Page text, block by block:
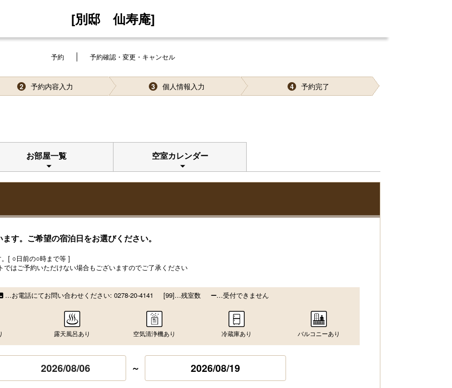
[別邸 仙寿庵]
予約 予約確認・変更・キャンセル
2 予約内容入力 3 個人情報入力 4 予約完了
お部屋一覧 空室カレンダー
す。ご希望の宿泊日をお選びください。
[ ○日前の○時まで等 ]
はご予約いただけない場合もございますのでご了承ください
…お電話にてお問い合わせください: 0278-20-4141 [99]…残室数 …受付できません
露天風呂あり 空気清浄機あり 冷蔵庫あり バルコニーあり
～ 2026/08/19